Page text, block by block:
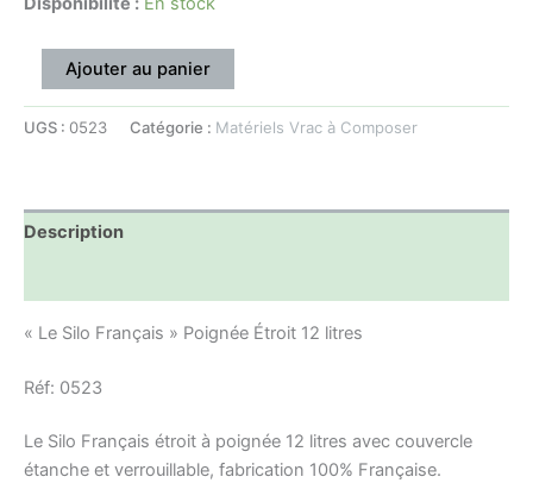
Ajouter au panier
UGS : 0523 Catégorie : Matériels Vrac à Composer
Description
« Le Silo Français » Poignée Étroit 12 litres
Réf: 0523
Le Silo Français étroit à poignée 12 litres avec couvercle
étanche et verrouillable, fabrication 100% Française.